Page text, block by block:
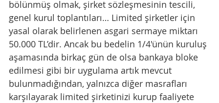
bölünmüş olmak, şirket sözleşmesinin tescili,
genel kurul toplantıları… Limited şirketler için
yasal olarak belirlenen asgari sermaye miktarı
50.000 TL’dir. Ancak bu bedelin 1/4'ünün kuruluş
aşamasında birkaç gün de olsa bankaya bloke
edilmesi gibi bir uygulama artık mevcut
bulunmadığından, yalnızca diğer masrafları
karşılayarak limited şirketinizi kurup faaliyete